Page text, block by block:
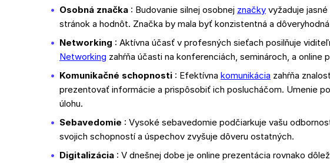
Osobná značka : Budovanie silnej osobnej značky vyžaduje
stránok a hodnôt. Značka by mala byť konzistentná a
Networking : Aktívna účasť v profesných sieťach posilňuje
Networking zahŕňa účasti na konferenciách, seminároch, a online
Komunikačné schopnosti : Efektívna komunikácia zahŕňa
prezentovať informácie a prispôsobiť ich poslucháčom. Umenie
úlohu.
Sebavedomie : Vysoké sebavedomie podčiarkuje vašu
svojich schopností a úspechov zvyšuje dôveru ostatných.
Digitalizácia : V dnešnej dobe je online prezentácia rovnako